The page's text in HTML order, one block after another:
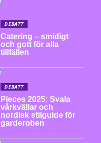
DEBATT
Catering – smidigt
och gott för alla
tillfällen
DEBATT
Pieces 2025: Svala
vårkvällar och
nordisk stilguide för
garderoben